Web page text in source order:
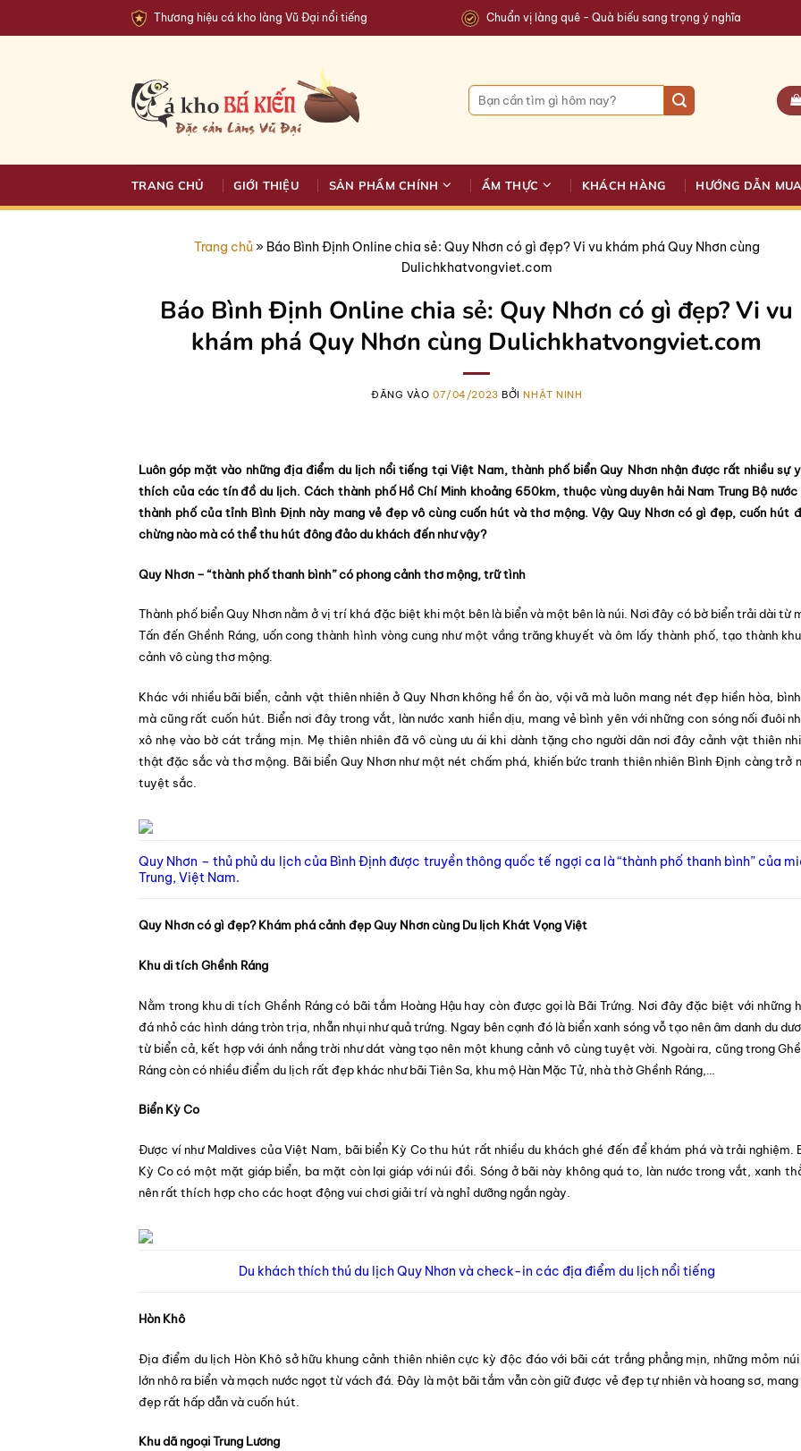
qua
Thương hiệu cá kho làng Vũ Đại nổi tiếng Chuẩn vị làng quê - Quà biếu sang trọng ý nghĩa
Tìm
kiếm:
TRANG CHỦ GIỚI THIỆU SẢN PHẨM CHÍNH ẨM THỰC KHÁCH HÀNG HƯỚNG DẪN
Trang chủ» Báo Bình Định Online chia sẻ: Quy Nhơn có gì đẹp? Vi vu khám phá Quy Nhơn cùng
Dulichkhatvongviet.com
Báo Bình Định Online chia sẻ: Quy Nhơn có gì đẹp? Vi vu
khám phá Quy Nhơn cùng Dulichkhatvongviet.com
ĐĂNG VÀO07/04/2023 BỞINHẬT NINH
Luôn góp mặt vào những địa điểm du lịch nổi tiếng tại Việt Nam, thành phố biển Quy Nhơn nhận được rất nhiều sự
thích của các tín đồ du lịch. Cách thành phố Hồ Chí Minh khoảng 650km, thuộc vùng duyên hải Nam Trung Bộ nước
thành phố của tỉnh Bình Định này mang vẻ đẹp vô cùng cuốn hút và thơ mộng. Vậy Quy Nhơn có gì đẹp, cuốn hút
chừng nào mà có thể thu hút đông đảo du khách đến như vậy?
Quy Nhơn – “thành phố thanh bình” có phong cảnh thơ mộng, trữ tình
Thành phố biển Quy Nhơn nằm ở vị trí khá đặc biệt khi một bên là biển và một bên là núi. Nơi đây có bờ biển trải dài từ
Tấn đến Ghềnh Ráng, uốn cong thành hình vòng cung như một vầng trăng khuyết và ôm lấy thành phố, tạo thành
cảnh vô cùng thơ mộng.
Khác với nhiều bãi biển, cảnh vật thiên nhiên ở Quy Nhơn không hề ồn ào, vội vã mà luôn mang nét đẹp hiền hòa,
mà cũng rất cuốn hút. Biển nơi đây trong vắt, làn nước xanh hiền dịu, mang vẻ bình yên với những con sóng nối đuôi
xô nhẹ vào bờ cát trắng mịn. Mẹ thiên nhiên đã vô cùng ưu ái khi dành tặng cho người dân nơi đây cảnh vật thiên
thật đặc sắc và thơ mộng. Bãi biển Quy Nhơn như một nét chấm phá, khiến bức tranh thiên nhiên Bình Định càng trở
tuyệt sắc.
Quy Nhơn – thủ phủ du lịch của Bình Định được truyền thông quốc tế ngợi ca là “thành phố thanh bình” của
Trung, Việt Nam.
Quy Nhơn có gì đẹp? Khám phá cảnh đẹp Quy Nhơn cùng Du lịch Khát Vọng Việt
Khu di tích Ghềnh Ráng
Nằm trong khu di tích Ghềnh Ráng có bãi tắm Hoàng Hậu hay còn được gọi là Bãi Trứng. Nơi đây đặc biệt với những
đá nhỏ các hình dáng tròn trịa, nhẵn nhụi như quả trứng. Ngay bên cạnh đó là biển xanh sóng vỗ tạo nên âm danh du
từ biển cả, kết hợp với ánh nắng trời như dát vàng tạo nên một khung cảnh vô cùng tuyệt vời. Ngoài ra, cũng trong
Ráng còn có nhiều điểm du lịch rất đẹp khác như bãi Tiên Sa, khu mộ Hàn Mặc Tử, nhà thờ Ghềnh Ráng,…
Biển Kỳ Co
Được ví như Maldives của Việt Nam, bãi biển Kỳ Co thu hút rất nhiều du khách ghé đến để khám phá và trải nghiệm.
Kỳ Co có một mặt giáp biển, ba mặt còn lại giáp với núi đồi. Sóng ở bãi này không quá to, làn nước trong vắt, xanh
nên rất thích hợp cho các hoạt động vui chơi giải trí và nghỉ dưỡng ngắn ngày.
Du khách thích thú du lịch Quy Nhơn và check-in các địa điểm du lịch nổi tiếng
Hòn Khô
Địa điểm du lịch Hòn Khô sở hữu khung cảnh thiên nhiên cực kỳ độc đáo với bãi cát trắng phẳng mịn, những mỏm
lớn nhô ra biển và mạch nước ngọt từ vách đá. Đây là một bãi tắm vẫn còn giữ được vẻ đẹp tự nhiên và hoang sơ, mang
đẹp rất hấp dẫn và cuốn hút.
Khu dã ngoại Trung Lương